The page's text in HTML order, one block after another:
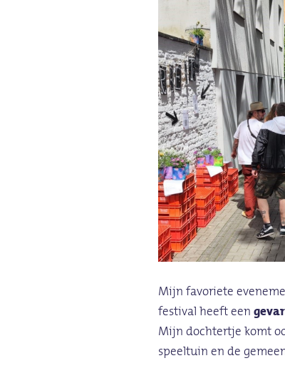
Mijn favoriete
festival heeft een
Mijn dochtertje komt
speeltuin en de